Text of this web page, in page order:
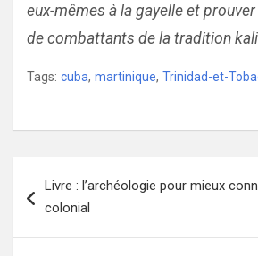
eux-mêmes à la gayelle et
de combattants de la tradition
Tags: cuba, martinique, Trinidad-et-
de
Livre : l’archéologie pour mieux
colonial